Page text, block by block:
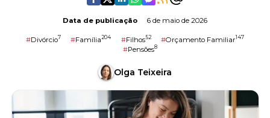
Data de publicação 6 de maio de 2026
#Divórcio7 #Família204 #Filhos52 #Orçamento Familiar147
#Pensões8
Olga Teixeira